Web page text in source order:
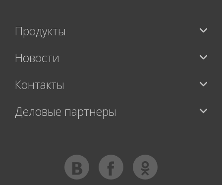
Продукты
Новости
Контакты
Деловые партнеры